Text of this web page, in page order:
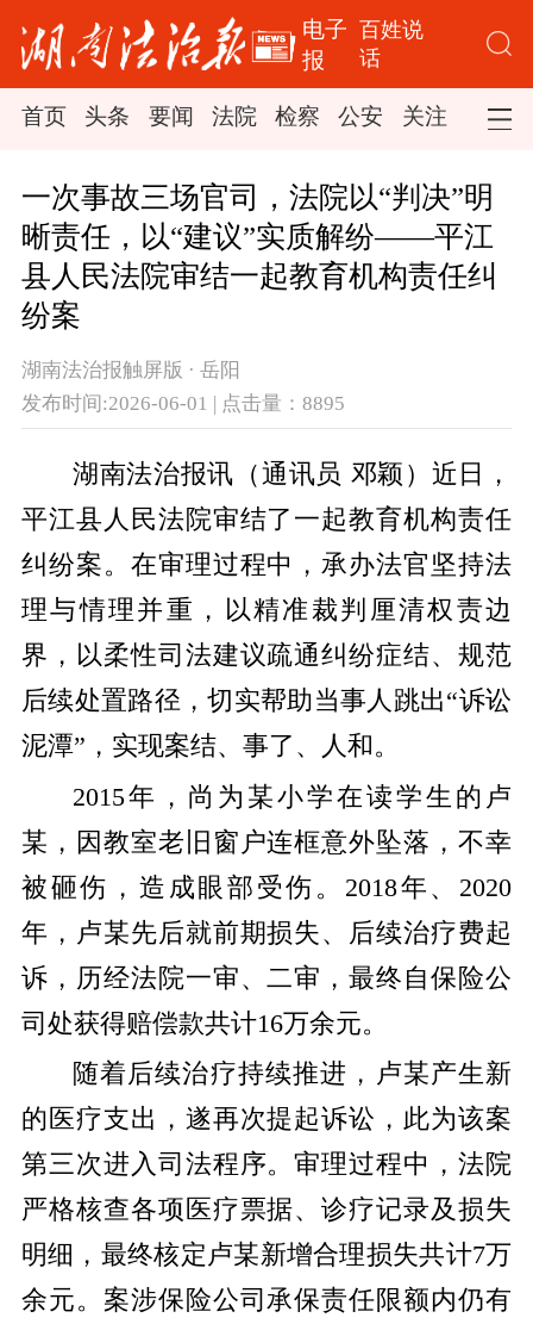
电子
报
百姓说
话
首页 头条 要闻 法院 检察 公安 关注 司法
一次事故三场官司，法院以“判决”明
晰责任，以“建议”实质解纷——平江
县人民法院审结一起教育机构责任纠
纷案
湖南法治报触屏版 · 岳阳
发布时间:2026-06-01 | 点击量：8895
湖南法治报讯（通讯员 邓颖）近日，
平江县人民法院审结了一起教育机构责任
纠纷案。在审理过程中，承办法官坚持法
理与情理并重，以精准裁判厘清权责边
界，以柔性司法建议疏通纠纷症结、规范
后续处置路径，切实帮助当事人跳出“诉讼
泥潭”，实现案结、事了、人和。
2015年，尚为某小学在读学生的卢
某，因教室老旧窗户连框意外坠落，不幸
被砸伤，造成眼部受伤。2018年、2020
年，卢某先后就前期损失、后续治疗费起
诉，历经法院一审、二审，最终自保险公
司处获得赔偿款共计16万余元。
随着后续治疗持续推进，卢某产生新
的医疗支出，遂再次提起诉讼，此为该案
第三次进入司法程序。审理过程中，法院
严格核查各项医疗票据、诊疗记录及损失
明细，最终核定卢某新增合理损失共计7万
余元。案涉保险公司承保责任限额内仍有